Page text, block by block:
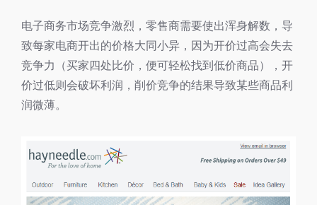
电子商务市场竞争激烈，零售商需要使出浑身解数，导
致每家电商开出的价格大同小异，因为开价过高会失去
竞争力（买家四处比价，便可轻松找到低价商品），开
价过低则会破坏利润，削价竞争的结果导致某些商品利
润微薄。